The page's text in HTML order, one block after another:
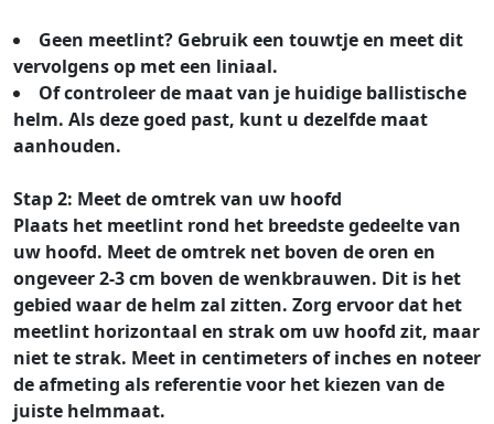
Geen meetlint? Gebruik een touwtje en meet dit
vervolgens op met een liniaal.
Of controleer de maat van je huidige ballistische
helm. Als deze goed past, kunt u dezelfde maat
aanhouden.
Stap 2: Meet de omtrek van uw hoofd
Plaats het meetlint rond het breedste gedeelte van
uw hoofd. Meet de omtrek net boven de oren en
ongeveer 2-3 cm boven de wenkbrauwen. Dit is het
gebied waar de helm zal zitten. Zorg ervoor dat het
meetlint horizontaal en strak om uw hoofd zit, maar
niet te strak. Meet in centimeters of inches en noteer
de afmeting als referentie voor het kiezen van de
juiste helmmaat.